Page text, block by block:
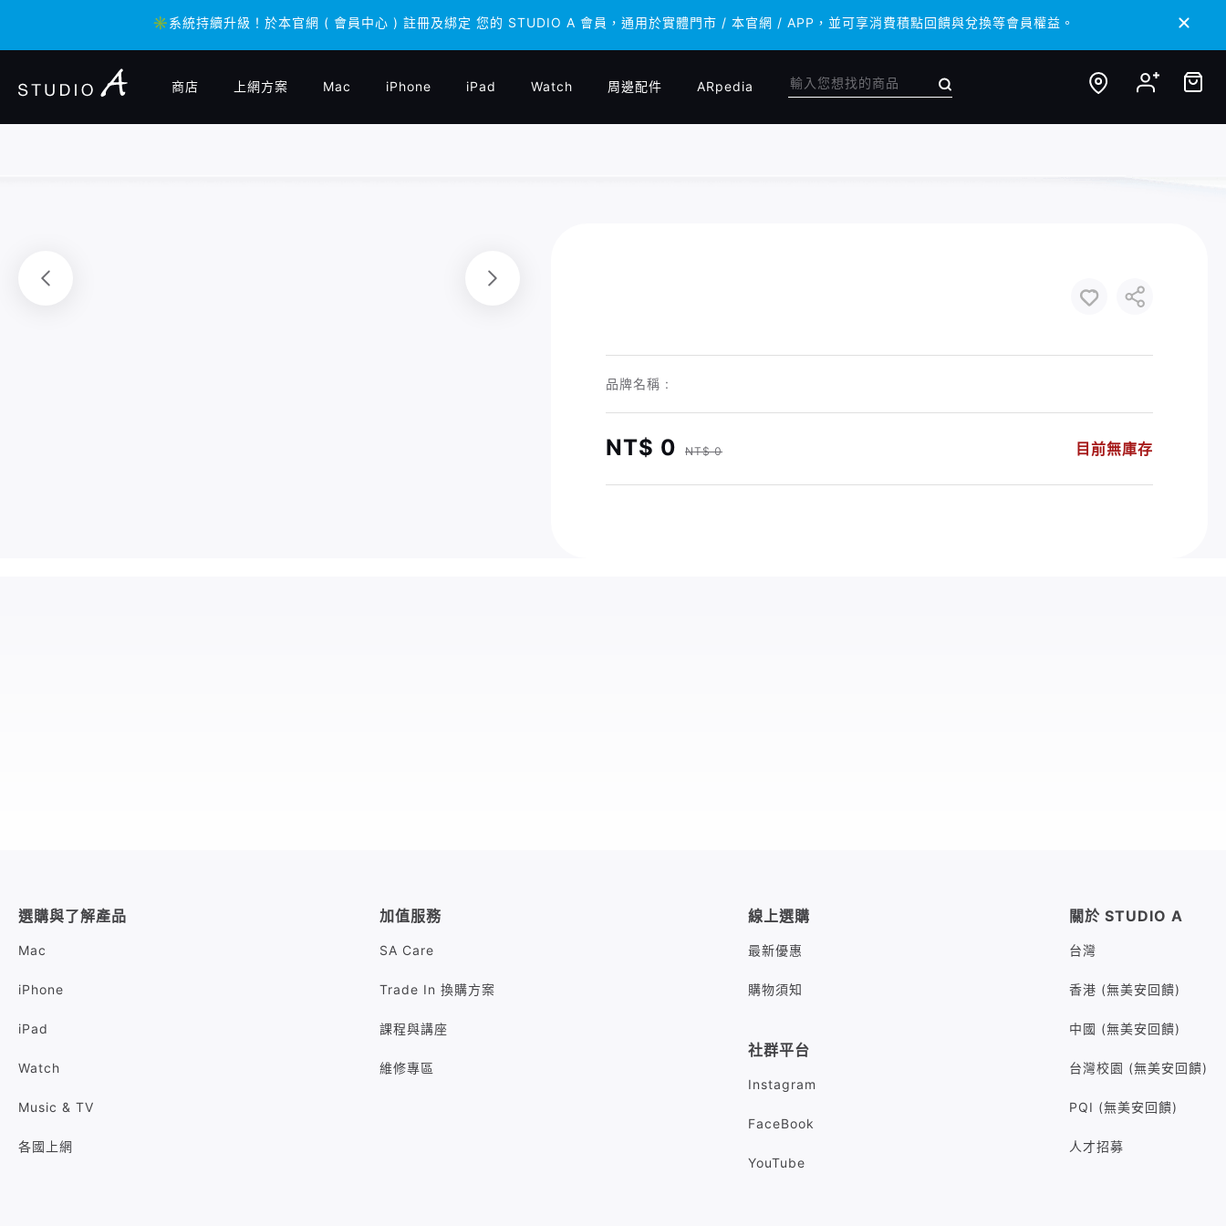
✳️系統持續升級！於本官網 ( 會員中心 ) 註冊及綁定 您的 STUDIO A 會員，通用於實體門市 / 本官網 / APP，並可享消費積點回饋與兌換等會員權益。
✳️系統持續升級！於本官網 ( 會員中心 ) 註冊及綁定 您的 STUDIO A 會員，通用於實體門市 / 本官網 / APP，並可享消費積點回饋與兌換等會員權益。
商店 上網方案 Mac iPhone iPad Watch 周邊配件 ARpedia
品牌名稱 :
NT$ 0 NT$ 0 目前無庫存
選購與了解產品
Mac
iPhone
iPad
Watch
Music & TV
各國上網
加值服務
SA Care
Trade In 換購方案
課程與講座
維修專區
線上選購
最新優惠
購物須知
社群平台
Instagram
FaceBook
YouTube
關於 STUDIO A
台灣
香港 (無美安回饋)
中國 (無美安回饋)
台灣校園 (無美安回饋)
PQI (無美安回饋)
人才招募